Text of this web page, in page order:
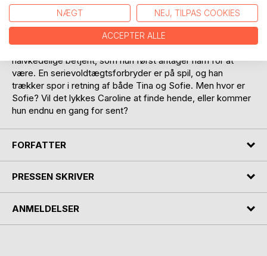
skæbnesvanger beslutning, da de vælger at tilbringe den
første aften i det københavnske natteliv. Endnu en gang
træder Thomas til, og det går mere og mere op for
Caroline, at han er alt andet en den regelrette og
halvkedelige betjent, som hun først antager ham for at
være. En serievoldtægtsforbryder er på spil, og han
trækker spor i retning af både Tina og Sofie. Men hvor er
Sofie? Vil det lykkes Caroline at finde hende, eller kommer
hun endnu en gang for sent?
FORFATTER
PRESSEN SKRIVER
ANMELDELSER
NÆGT NEJ, TILPAS COOKIES
ACCEPTER ALLE